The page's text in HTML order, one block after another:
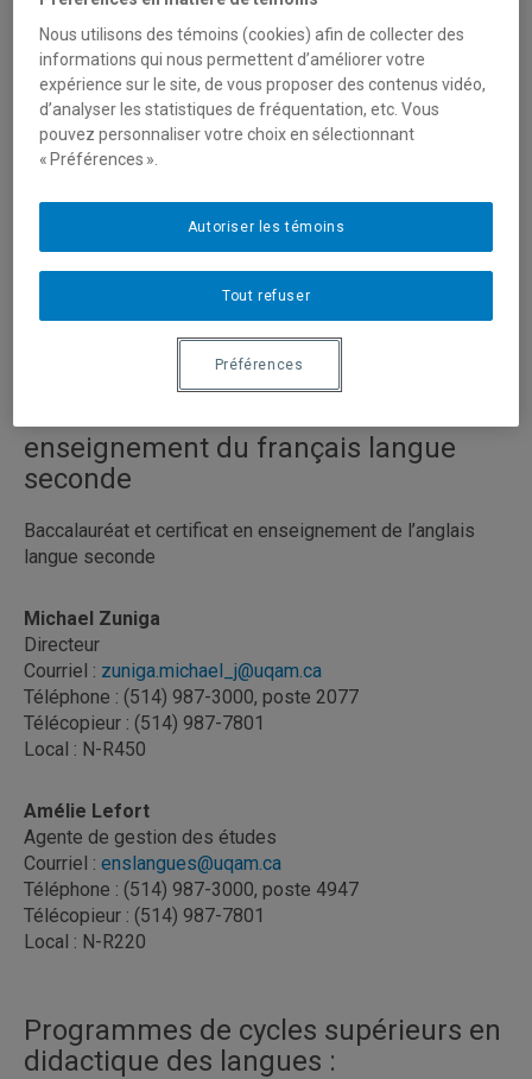
Courriel :ddl@uqam.ca
Téléphone : (514) 987-3000 poste20608
Local : N-4225
Annie Pelletier
Assistante administrative
Téléphone : (514) 987-3000 poste 20300
Local : N-4235
Programmes
enseignement du français langue
seconde
Baccalauréat et certificat en enseignement de l’anglais
langue seconde
Michael Zuniga
Directeur
Courriel : zuniga.michael_j@uqam.ca
Téléphone : (514) 987-3000, poste 2077
Télécopieur : (514) 987-7801
Local : N-R450
Amélie Lefort
Agente de gestion des études
Courriel : enslangues@uqam.ca
Téléphone : (514) 987-3000, poste 4947
Télécopieur : (514) 987-7801
Local : N-R220
Programmes de cycles supérieurs en
didactique des langues :
Nous utilisons des témoins (cookies) afin de collecter des
informations qui nous permettent d’améliorer votre
expérience sur le site, de vous proposer des contenus vidéo,
d’analyser les statistiques de fréquentation, etc. Vous
pouvez personnaliser votre choix en sélectionnant
« Préférences ».
Tout refuser
Autoriser les témoins
Préférences